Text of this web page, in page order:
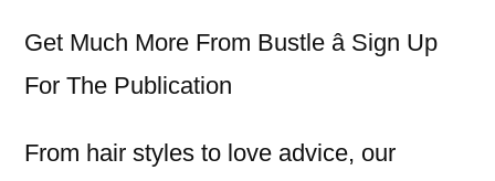
Get Much More From Bustle â Sign Up
For The Publication
From hair styles to love advice, our